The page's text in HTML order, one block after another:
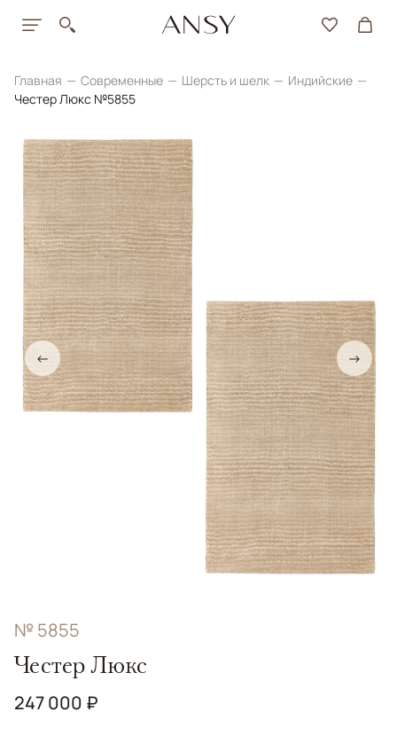
Главная Современные Шерсть и шелк
Индийские
Честер Люкс №5855
← →
№ 5855
Честер Люкс
247 000 ₽